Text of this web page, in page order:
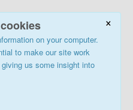
×
on your computer.
to make our site work
us some insight into